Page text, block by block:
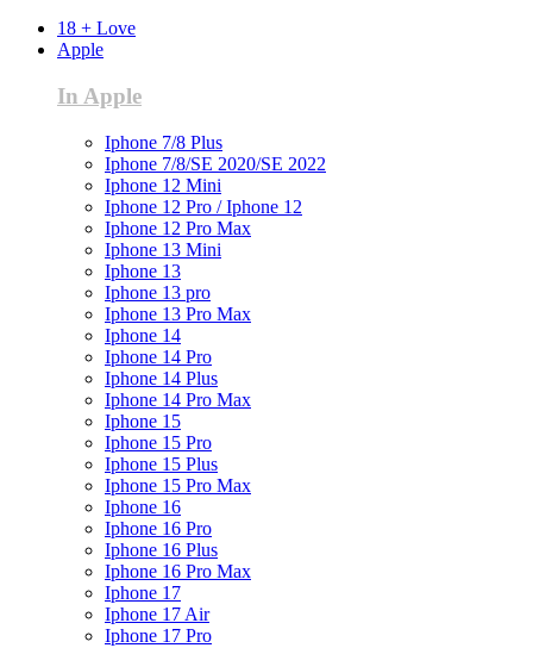
18 + Love
Apple
In Apple
Iphone 7/8 Plus
Iphone 7/8/SE 2020/SE 2022
Iphone 12 Mini
Iphone 12 Pro / Iphone 12
Iphone 12 Pro Max
Iphone 13 Mini
Iphone 13
Iphone 13 pro
Iphone 13 Pro Max
Iphone 14
Iphone 14 Pro
Iphone 14 Plus
Iphone 14 Pro Max
Iphone 15
Iphone 15 Pro
Iphone 15 Plus
Iphone 15 Pro Max
Iphone 16
Iphone 16 Pro
Iphone 16 Plus
Iphone 16 Pro Max
Iphone 17
Iphone 17 Air
Iphone 17 Pro